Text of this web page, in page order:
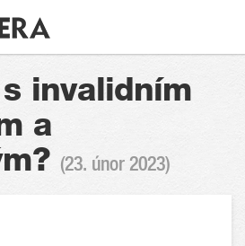
invalidním
a
(23. únor 2023)